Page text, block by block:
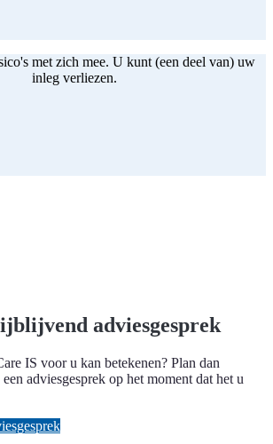
met zich mee. U kunt (een deel van) uw
inleg verliezen.
adviesgesprek
IS voor u kan betekenen? Plan dan
adviesgesprek op het moment dat het u